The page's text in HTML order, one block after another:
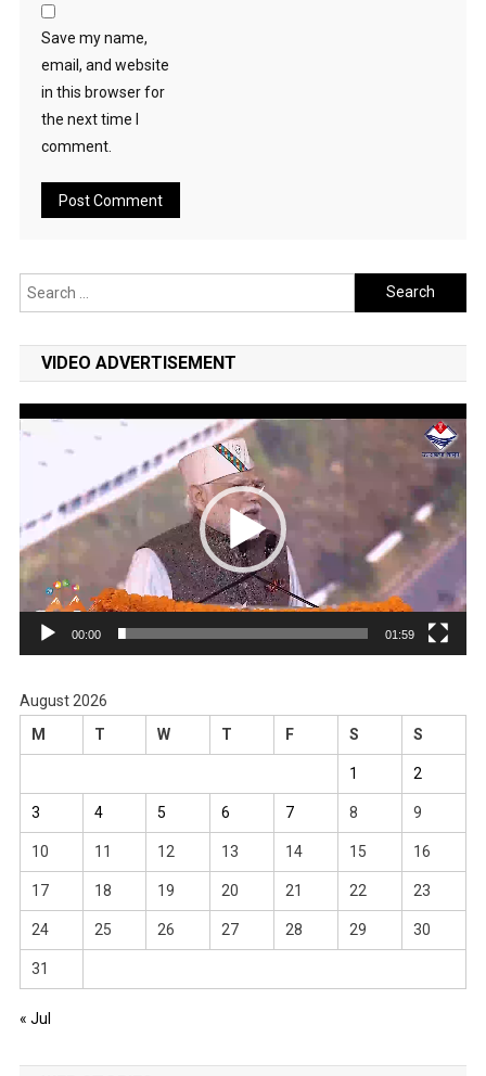
Save my name,
email, and website
in this browser for
the next time I
comment.
Search
for:
VIDEO ADVERTISEMENT
Video
00:00 01:59
August 2026
M
T W T F S S
1 2
3 4 5 6 7 8 9
10 11 12 13 14 15 16
17 18 19 20 21 22 23
24 25 26 27 28 29 30
31
« Jul